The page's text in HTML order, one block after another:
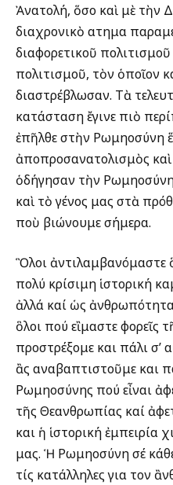
Ἀνατολή, ὅσο καὶ μὲ τὴν
διαχρονικὸ αἴτημα
διαφορετικοῦ
πολιτισμοῦ, τὸν ὁποῖον
διαστρέβλωσαν. Τὰ
κατάσταση ἔγινε πιὸ
ἐπῆλθε στὴν Ρωμηοσύνη
ἀποπροσανατολισμὸς
ὁδήγησαν τὴν
καὶ τὸ γένος μας στὰ
ποὺ βιώνουμε σήμερα.
Ὃλοι ἀντιλαμβανόμαστε
πολύ κρίσιμη ἱστορική
ἀλλά καί ὡς ἀνθρωπότητα
ὃλοι πού εἲμαστε φορεῖς
προστρέξομε και πάλι σ’
ἂς αναβαπτιστοῦμε και
Ρωμηοσύνης πού εἶναι
τῆς Θεανθρωπίας καί
και ἡ ἱστορική ἐμπειρία
μας. Ἡ Ρωμηοσύνη σέ
τίς κατάλληλες για τον